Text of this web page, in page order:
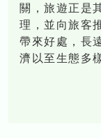
關，旅遊正是
理，並向旅客
帶來好處，長
濟以至生態多